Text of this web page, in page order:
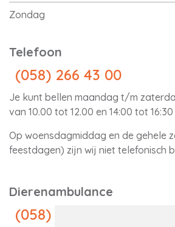
Zondag
Telefoon
(058) 266 43 00
Je kunt bellen maandag t/m
van 10.00 tot 12.00 en 14:00 tot 16:30
Op woensdagmiddag en de gehele
feestdagen) zijn wij niet telefonisch
Dierenambulance
(058) 266 33 70